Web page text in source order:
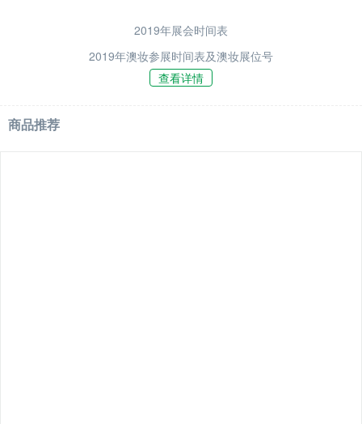
2019年展会时间表
2019年澳妆参展时间表及澳妆展位号
查看详情
商品推荐